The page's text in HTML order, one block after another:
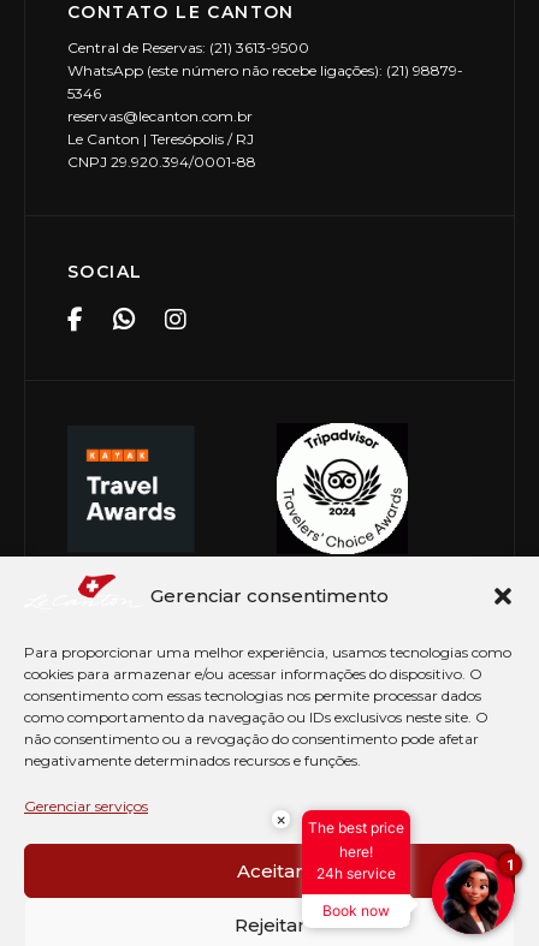
Gerenciar consentimento
Para proporcionar uma melhor experiência, usamos tecnologias como
cookies para armazenar e/ou acessar informações do dispositivo. O
consentimento com essas tecnologias nos permite processar dados
como comportamento da navegação ou IDs exclusivos neste site. O
não consentimento ou a revogação do consentimento pode afetar
negativamente determinados recursos e funções.
Gerenciar serviços
Aceitar
Rejeitar
CONTATO LE CANTON
Central de Reservas: (21) 3613-9500
WhatsApp (este número não recebe ligações): (21) 98879-
5346
reservas@lecanton.com.br
Le Canton | Teresópolis / RJ
CNPJ 29.920.394/0001-88
SOCIAL
© Copyright 2026 Le Canton. Todos os direitos
PRÉ CHECK-IN
AVISO DE COOKIES
PERGUNTAS FREQUENTES
×
The best price
here!
24h service
Book now
1